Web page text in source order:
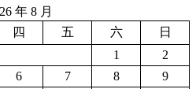
年 8 月
四 五 六
日
1
2
6 7 8
9